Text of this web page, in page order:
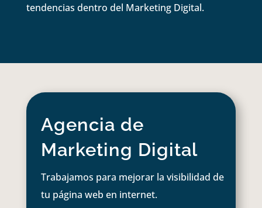
tendencias dentro del Marketing Digital.
Agencia de
Marketing Digital
Trabajamos para mejorar la visibilidad de
tu página web en internet.